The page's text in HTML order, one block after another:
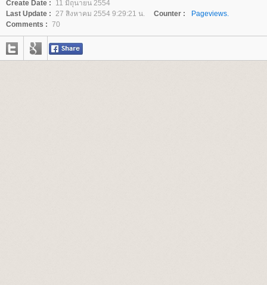
Create Date :
11 มิถุนายน 2554
Last Update : 27 สิงหาคม 2554 9:29:21 น. Counter :
Pageviews.
Comments : 70